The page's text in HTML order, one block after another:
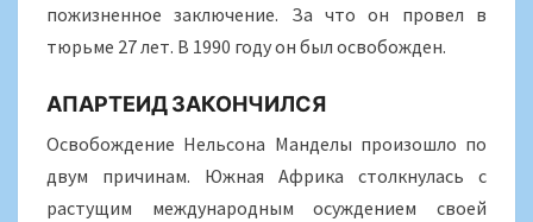
пожизненное заключение. За что он провел в
тюрьме 27 лет. В 1990 году он был освобожден.
АПАРТЕИД ЗАКОНЧИЛСЯ
Освобождение Нельсона Манделы произошло по
двум причинам. Южная Африка столкнулась с
растущим международным осуждением своей